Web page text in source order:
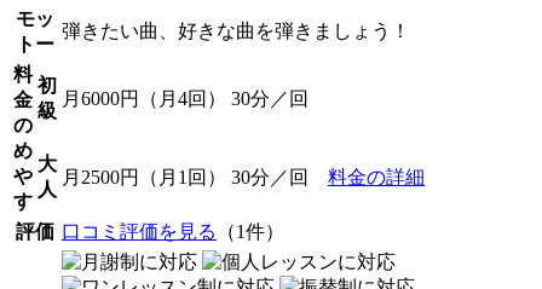
モッ
トー
弾きたい曲、好きな曲を弾きましょう！
料
金
の
め
や
す
初
級
月6000円（月4回） 30分／回
大
人
月2500円（月1回） 30分／回 料金の詳細
評価 口コミ評価を見る （1件）